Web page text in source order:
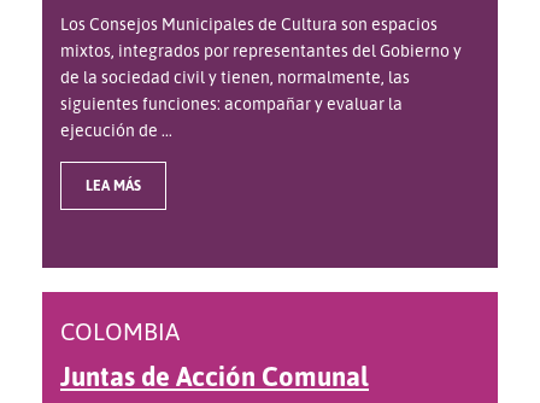
Los Consejos Municipales de Cultura son espacios
mixtos, integrados por representantes del Gobierno y
de la sociedad civil y tienen, normalmente, las
siguientes funciones: acompañar y evaluar la
ejecución de ...
LEA MÁS
COLOMBIA
Juntas de Acción Comunal